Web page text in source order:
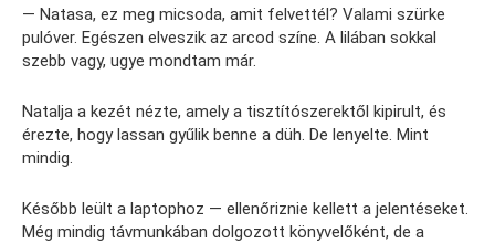
— Natasa, ez meg micsoda, amit felvettél? Valami szürke
pulóver. Egészen elveszik az arcod színe. A lilában sokkal
szebb vagy, ugye mondtam már.
Natalja a kezét nézte, amely a tisztítószerektől kipirult, és
érezte, hogy lassan gyűlik benne a düh. De lenyelte. Mint
mindig.
Később leült a laptophoz — ellenőriznie kellett a jelentéseket.
Még mindig távmunkában dolgozott könyvelőként, de a